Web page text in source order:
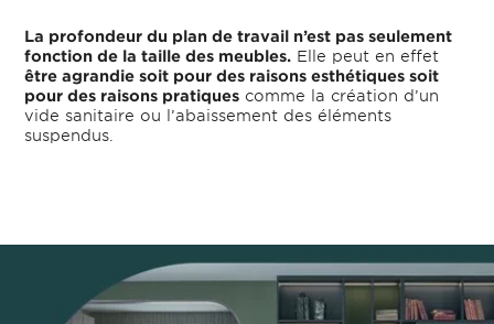
La profondeur du plan de travail n’est pas seulement
fonction de la taille des meubles. Elle peut en effet
être agrandie soit pour des raisons esthétiques soit
pour des raisons pratiques comme la création d’un
vide sanitaire ou l’abaissement des éléments
suspendus.